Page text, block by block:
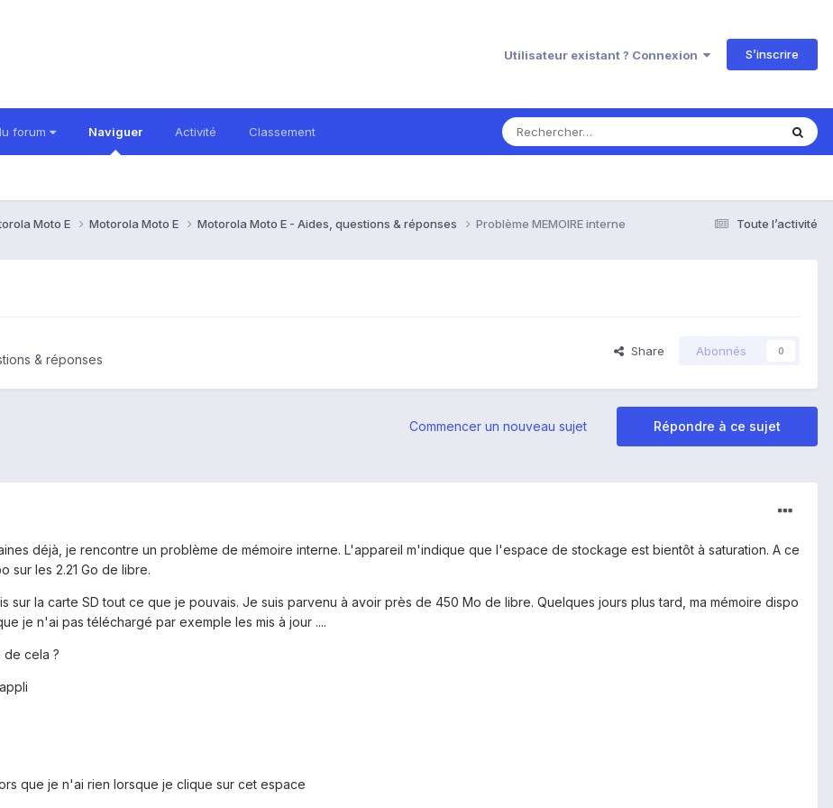
Utilisateur existant ? Connexion S’inscrire
forum Naviguer Activité Classement
Toute l’activité
Moto E Motorola Moto E Motorola Moto E - Aides, questions & réponses Problème MEMOIRE interne
& réponses
Share Abonnés 0
Répondre à ce sujet
Commencer un nouveau sujet
déjà, je rencontre un problème de mémoire interne. L'appareil m'indique que l'espace de stockage est bientôt à saturation. A ce
sur les 2.21 Go de libre.
sur la carte SD tout ce que je pouvais. Je suis parvenu à avoir près de 450 Mo de libre. Quelques jours plus tard, ma mémoire dispo
je n'ai pas téléchargé par exemple les mis à jour ....
de cela ?
que je n'ai rien lorsque je clique sur cet espace